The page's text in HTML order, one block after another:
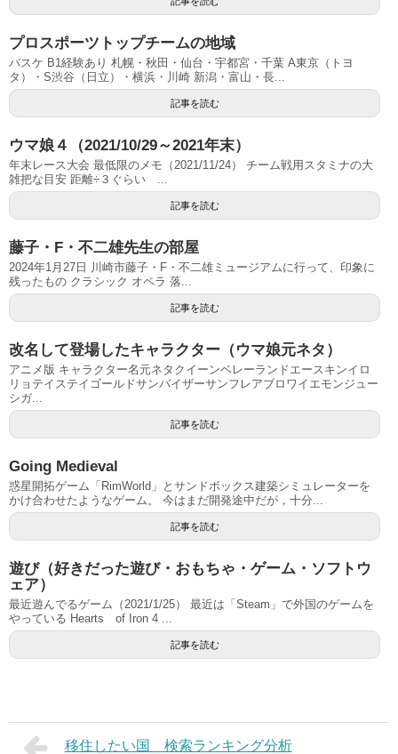
プロスポーツトップチームの地域
バスケ B1経験あり 札幌・秋田・仙台・宇都宮・千葉 A東京（トヨ
タ）・S渋谷（日立）・横浜・川崎 新潟・富山・長...
記事を読む
ウマ娘４（2021/10/29～2021年末）
年末レース大会 最低限のメモ（2021/11/24） チーム戦用スタミナの大
雑把な目安 距離÷３ぐらい ...
記事を読む
藤子・F・不二雄先生の部屋
2024年1月27日 川崎市藤子・F・不二雄ミュージアムに行って、印象に
残ったもの クラシック オペラ 落...
記事を読む
改名して登場したキャラクター（ウマ娘元ネタ）
アニメ版 キャラクター名元ネタクイーンベレーランドエースキンイロ
リョテイステイゴールドサンバイザーサンフレアブロワイエモンジュー
シガ...
記事を読む
Going Medieval
惑星開拓ゲーム「RimWorld」とサンドボックス建築シミュレーターを
かけ合わせたようなゲーム。 今はまだ開発途中だが，十分...
記事を読む
遊び（好きだった遊び・おもちゃ・ゲーム・ソフトウ
ェア）
最近遊んでるゲーム（2021/1/25） 最近は「Steam」で外国のゲームを
やっている Hearts of Iron 4 ...
記事を読む
移住したい国 検索ランキング分析